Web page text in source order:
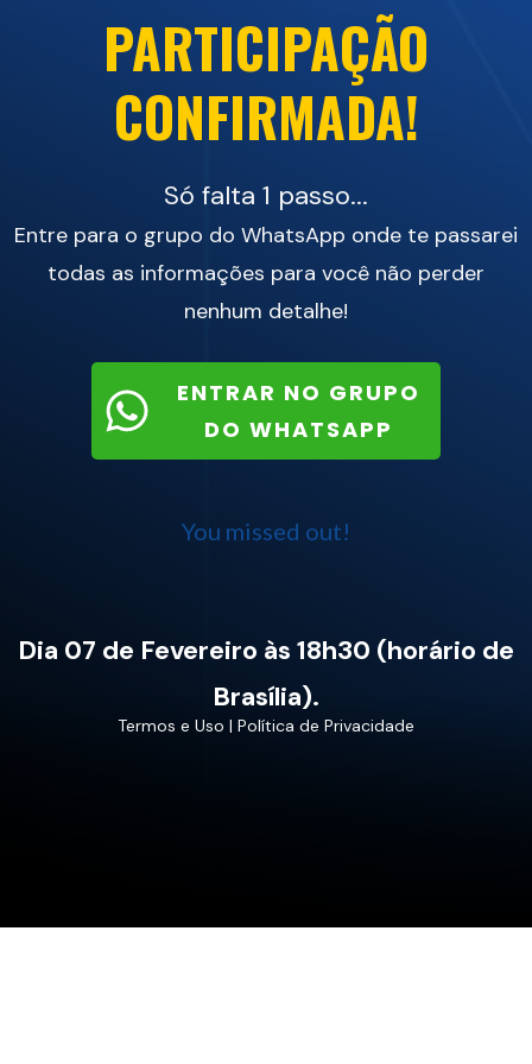
PARTICIPAÇÃO
CONFIRMADA!
Só falta 1 passo...
Entre para o grupo do WhatsApp onde te passarei
todas as informações para você não perder
nenhum detalhe!
ENTRAR NO GRUPO
DO WHATSAPP
You missed out!
Dia 07 de Fevereiro às 18h30 (horário de
Brasília).
Termos e Uso | Política de Privacidade